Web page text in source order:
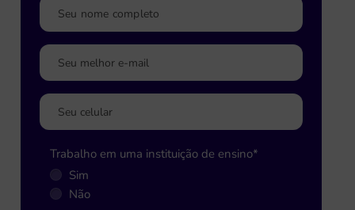
Trabalho em uma instituição de ensino*
Sim
Não